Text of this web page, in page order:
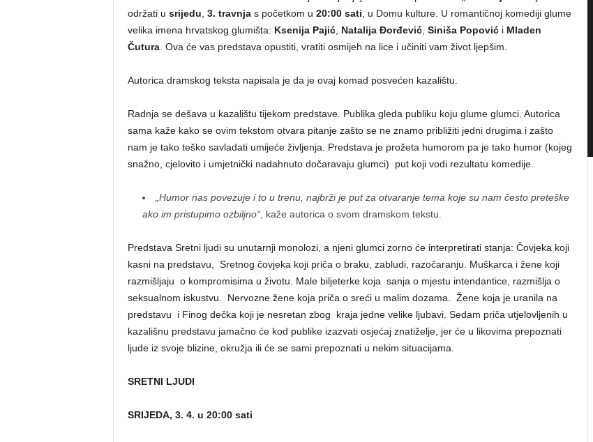
održati u srijedu 3. travnja s početkom u 20:00 sati , u Domu kulture. U romantičnoj komediji glume
velika imena hrvatskog glumišta: Ksenija Pajić, Natalija Đorđević, Siniša Popovići Mladen
Čutura. Ova će vas predstava opustiti, vratiti osmijeh na lice i učiniti vam život ljepšim.
Autorica dramskog teksta napisala je da je ovaj komad posvećen kazalištu.
Radnja se dešava u kazalištu tijekom predstave. Publika gleda publiku koju glume glumci. Autorica
sama kaže kako se ovim tekstom otvara pitanje zašto se ne znamo približiti jedni drugima i zašto
nam je tako teško savladati umijeće življenja. Predstava je prožeta humorom pa je tako humor (kojeg
snažno, cjelovito i umjetnički nadahnuto dočaravaju glumci) put koji vodi rezultatu komedije.
„Humor nas povezuje i to u trenu, najbrži je put za otvaranje tema koje su nam često preteške
ako im pristupimo ozbiljno“, kaže autorica o svom dramskom tekstu.
Predstava Sretni ljudi su unutarnji monolozi, a njeni glumci zorno će interpretirati stanja: Čovjeka koji
kasni na predstavu, Sretnog čovjeka koji priča o braku, zabludi, razočaranju. Muškarca i žene koji
razmišljaju o kompromisima u životu. Male biljeterke koja sanja o mjestu intendantice, razmišlja o
seksualnom iskustvu. Nervozne žene koja priča o sreći u malim dozama. Žene koja je uranila na
predstavu i Finog dečka koji je nesretan zbog kraja jedne velike ljubavi. Sedam priča utjelovljenih u
kazališnu predstavu jamačno će kod publike izazvati osjećaj znatiželje, jer će u likovima prepoznati
ljude iz svoje blizine, okružja ili će se sami prepoznati u nekim situacijama.
SRETNI LJUDI
SRIJEDA, 3. 4. u 20:00 sati